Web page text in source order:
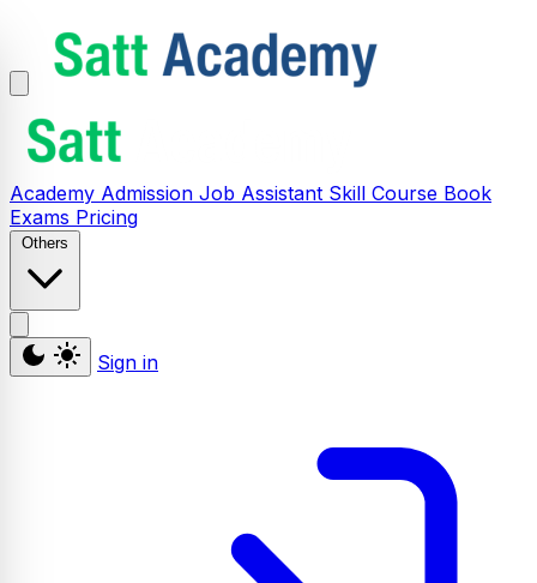
Academy Admission Job Assistant Skill Course Book
Exams Pricing
Others
Sign in